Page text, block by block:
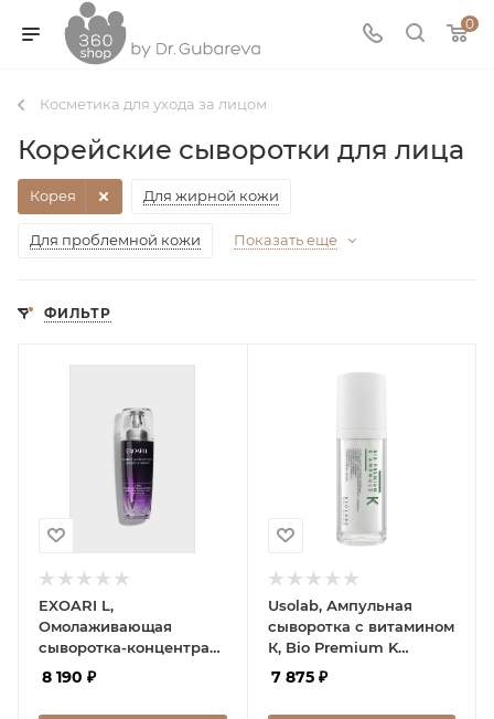
0
Косметика для ухода за лицом
Корейские сыворотки для лица
Корея Для жирной кожи
Для проблемной кожи Показать еще
ФИЛЬТР
EXOARI L,
Омолаживающая
сыворотка-концентрат
с экзосомами
8 190 ₽
Usolab, Ампульная
сыворотка с витамином
К, Bio Premium K
Ampule, 30 мл
7 875₽